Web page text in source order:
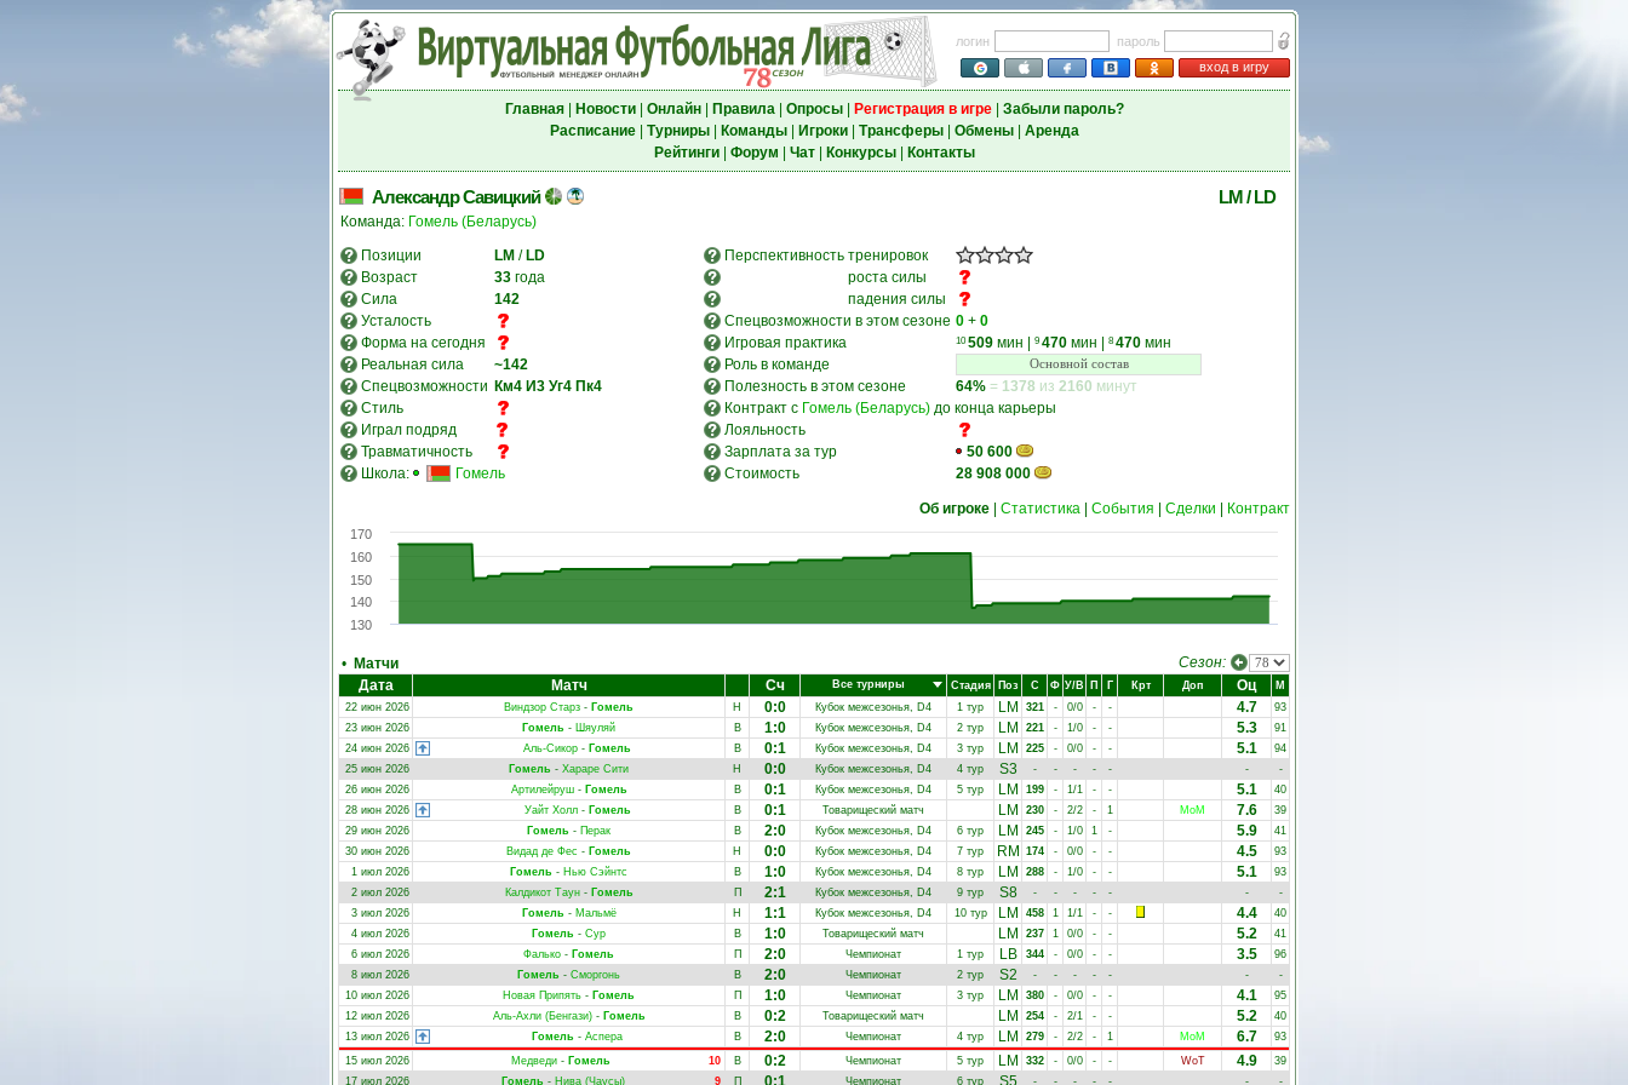
логин
пароль
вход в игру
Главная| Новости| Онлайн| Правила| Опросы| Регистрация в игре| Забыли пароль?
Расписание| Турниры| Команды| Игроки| Трансферы| Обмены| Аренда
Рейтинги| Форум Чат| Конкурсы| Контакты
Александр Савицкий LM / LD
Команда: Гомель (Беларусь)
Позиции
LM / LD Перспективность тренировок
Возраст
33 года
роста силы
Сила
142
падения силы
Усталость
Спецвозможности в этом сезоне 0 + 0
Форма на сегодня
Игровая практика 10509 мин 9 470 мин 8 470 мин
Реальная сила
~142 Роль в команде Основной состав
Спецвозможности Км4 И3 Уг4 Пк4 Полезность в этом сезоне 64% = 1378 из 2160 минут
Стиль
Контракт с Гомель (Беларусь) до конца карьеры
Играл подряд
Лояльность
Травматичность
Зарплата за тур
50 600
Школа:
Гомель Стоимость 28 908 000
Об игроке Статистика События Сделки Контракт
130
140
150
160
170
• Матчи
Сезон:
Дата
Матч Сч Все турниры Стадия Поз С Ф У/В П Г Крт Доп Оц
М
22 июн 2026
Виндзор Старз - Гомель Н 0:0 Кубок межсезонья, D4 1 тур LM 321 - 0/0 - - 4.7
93
23 июн 2026
Гомель - Шяуляй В 1:0 Кубок межсезонья, D4 2 тур LM 221 - 1/0 - - 5.3
91
24 июн 2026
Аль-Сикор - Гомель В 0:1 Кубок межсезонья, D4 3 тур LM 225 - 0/0 - - 5.1
94
25 июн 2026
Гомель - Хараре Сити Н 0:0 Кубок межсезонья, D4 4 тур S3 - - - - - -
-
26 июн 2026
Артилейруш- Гомель В 0:1 Кубок межсезонья, D4 5 тур LM 199 - 1/1 - - 5.1
40
28 июн 2026
Уайт Холл- Гомель В 0:1 Товарищеский матч LM 230 - 2/2 - 1 MoM 7.6
39
29 июн 2026
Гомель - Перак В 2:0 Кубок межсезонья, D4 6 тур LM 245 - 1/0 1 - 5.9
41
30 июн 2026
Видад де Фес - Гомель Н 0:0 Кубок межсезонья, D4 7 тур RM 174 - 0/0 - - 4.5
93
1 июл 2026
Гомель - Нью Сэйнтс В 1:0 Кубок межсезонья, D4 8 тур LM 288 - 1/0 - - 5.1
93
2 июл 2026
Калдикот Таун- Гомель П 2:1 Кубок межсезонья, D4 9 тур S8 - - - - - -
-
3 июл 2026
Гомель- Мальмё Н 1:1 Кубок межсезонья, D4 10 тур LM 458 1 1/1 - - 4.4
40
4 июл 2026
Гомель - Сур В 1:0 Товарищеский матч LM 237 1 0/0 - - 5.2
41
6 июл 2026
Фалько - Гомель П 2:0 Чемпионат 1 тур LB 344 - 0/0 - - 3.5
96
8 июл 2026
Гомель - Сморгонь В 2:0 Чемпионат 2 тур S2 - - - - - -
-
10 июл 2026
Новая Припять - Гомель П 1:0 Чемпионат 3 тур LM 380 - 0/0 - - 4.1
95
12 июл 2026
Аль-Ахли (Бенгази)- Гомель В 0:2 Товарищеский матч LM 254 - 2/1 - - 5.2
40
13 июл 2026
Гомель - Аспера В 2:0 Чемпионат 4 тур LM 279 - 2/2 - 1 MoM 6.7
93
15 июл 2026
10
Медведи- Гомель В 0:2 Чемпионат 5 тур LM 332 - 0/0 - - WoT 4.9
39
17 июл 2026
9
Гомель - Нива (Чаусы) П 0:1 Чемпионат 6 тур S5 - - - - - - -